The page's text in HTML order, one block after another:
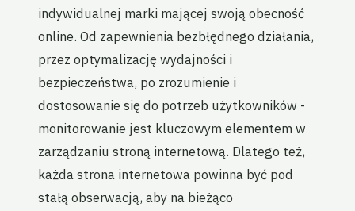
indywidualnej marki mającej swoją obecność
online. Od zapewnienia bezbłędnego działania,
przez optymalizację wydajności i
bezpieczeństwa, po zrozumienie i
dostosowanie się do potrzeb użytkowników -
monitorowanie jest kluczowym elementem w
zarządzaniu stroną internetową. Dlatego też,
każda strona internetowa powinna być pod
stałą obserwacją, aby na bieżąco